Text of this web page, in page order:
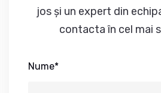
jos și un expert din
contacta în cel mai
Nume*